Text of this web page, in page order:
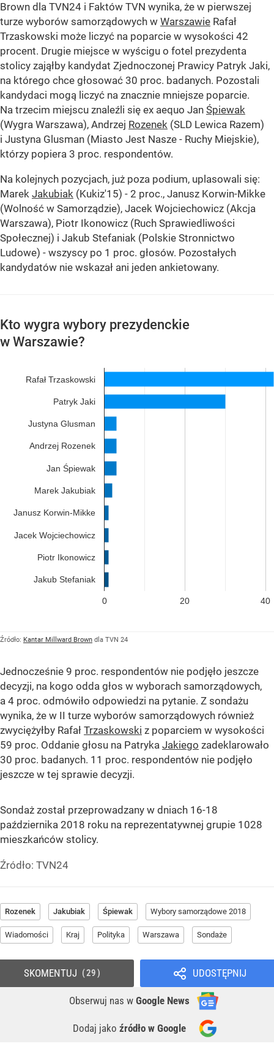
Brown dla TVN24 i Faktów TVN wynika, że w pierwszej
turze wyborów samorządowych w Warszawie Rafał
Trzaskowski może liczyć na poparcie w wysokości 42
procent. Drugie miejsce w wyścigu o fotel prezydenta
stolicy zająłby kandydat Zjednoczonej Prawicy Patryk Jaki,
na którego chce głosować 30 proc. badanych. Pozostali
kandydaci mogą liczyć na znacznie mniejsze poparcie.
Na trzecim miejscu znaleźli się ex aequo Jan Śpiewak
(Wygra Warszawa), Andrzej Rozenek (SLD Lewica Razem)
i Justyna Glusman (Miasto Jest Nasze - Ruchy Miejskie),
którzy popiera 3 proc. respondentów.
Na kolejnych pozycjach, już poza podium, uplasowali się:
Marek Jakubiak (Kukiz'15) - 2 proc., Janusz Korwin-Mikke
(Wolność w Samorządzie), Jacek Wojciechowicz (Akcja
Warszawa), Piotr Ikonowicz (Ruch Sprawiedliwości
Społecznej) i Jakub Stefaniak (Polskie Stronnictwo
Ludowe) - wszyscy po 1 proc. głosów. Pozostałych
kandydatów nie wskazał ani jeden ankietowany.
Kto wygra wybory prezydenckie
w Warszawie?
0 20 40
Rafał Trzaskowski
Patryk Jaki
Justyna Glusman
Andrzej Rozenek
Jan Śpiewak
Marek Jakubiak
Janusz Korwin-Mikke
Jacek Wojciechowicz
Piotr Ikonowicz
Jakub Stefaniak
Źródło: Kantar Millward Brown dla TVN 24
Jednocześnie 9 proc. respondentów nie podjęło jeszcze
decyzji, na kogo odda głos w wyborach samorządowych,
a 4 proc. odmówiło odpowiedzi na pytanie. Z sondażu
wynika, że w II turze wyborów samorządowych również
zwyciężyłby Rafał Trzaskowski z poparciem w wysokości
59 proc. Oddanie głosu na Patryka Jakiego zadeklarowało
30 proc. badanych. 11 proc. respondentów nie podjęło
jeszcze w tej sprawie decyzji.
Sondaż został przeprowadzany w dniach 16-18
października 2018 roku na reprezentatywnej grupie 1028
mieszkańców stolicy.
Źródło: TVN24
Rozenek Jakubiak Śpiewak Wybory samorządowe 2018
Wiadomości Kraj Polityka Warszawa Sondaże
UDOSTĘPNIJ
Obserwuj nas w Google News
Dodaj jako źródło w Google
SKOMENTUJ 29